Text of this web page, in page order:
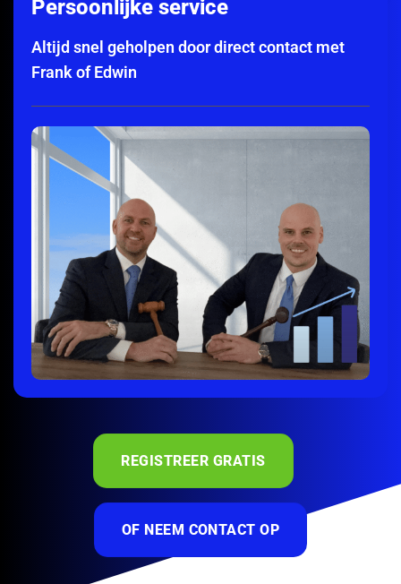
Persoonlijke service
Altijd snel geholpen door direct contact met
Frank of Edwin
REGISTREER GRATIS
OF NEEM CONTACT OP